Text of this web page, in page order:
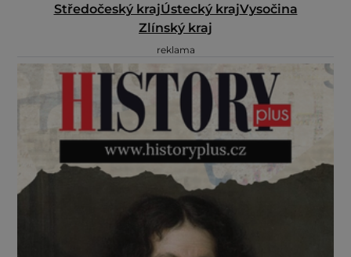
Středočeský krajÚstecký krajVysočina
Zlínský kraj
reklama